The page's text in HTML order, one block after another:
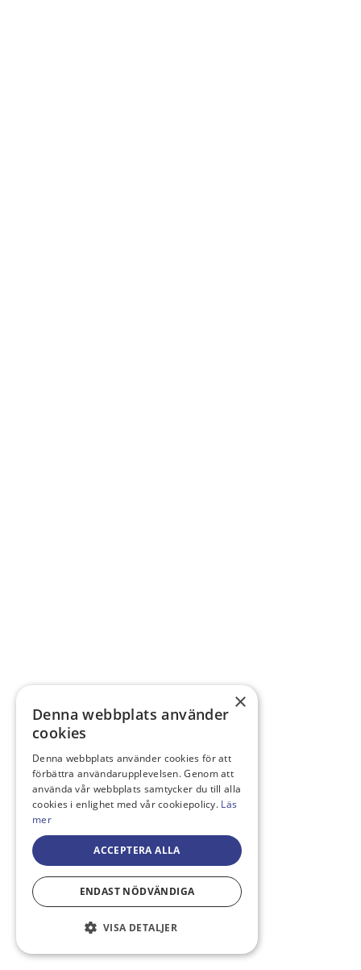
×
Denna webbplats använder
cookies
Denna webbplats använder cookies för att
förbättra användarupplevelsen. Genom att
använda vår webbplats samtycker du till alla
cookies i enlighet med vår cookiepolicy. Läs
mer
ACCEPTERA ALLA
ENDAST NÖDVÄNDIGA
VISA DETALJER